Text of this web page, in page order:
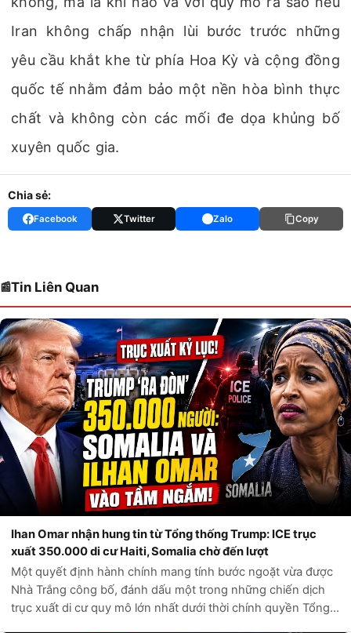
Iran không chấp nhận lùi bước trước những
yêu cầu khắt khe từ phía Hoa Kỳ và cộng đồng
quốc tế nhằm đảm bảo một nền hòa bình thực
chất và không còn các mối đe dọa khủng bố
xuyên quốc gia.
Chia sẻ:
Facebook Twitter Zalo Copy
Tin Liên Quan
Ihan Omar nhận hung tin từ Tổng thống Trump: ICE trục
xuất 350.000 di cư Haiti, Somalia chờ đến lượt
Một quyết định hành chính mang tính bước ngoặt vừa được
Nhà Trắng công bố, đánh dấu một trong những chiến dịch
trục xuất di cư quy mô lớn nhất dưới thời chính quyền Tổng